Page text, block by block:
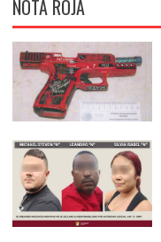
NOTA ROJA